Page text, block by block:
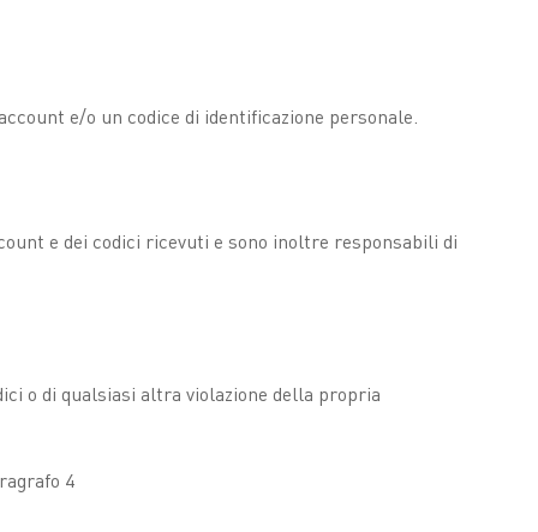
e/o un codice di identificazione personale.
e dei codici ricevuti e sono inoltre responsabili di
o di qualsiasi altra violazione della propria
4